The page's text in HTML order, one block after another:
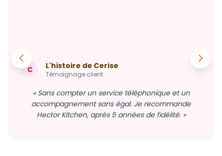
C L'histoire de Cerise
Témoignage client
« Sans compter un service téléphonique et un
accompagnement sans égal. Je recommande
Hector Kitchen, après 5 années de fidélité. »